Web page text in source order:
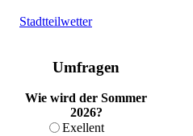
Stadtteilwetter
Umfragen
Wie wird der Sommer
2026?
Exellent